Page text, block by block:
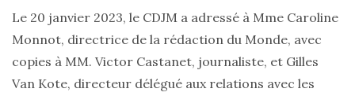
Le 20 janvier 2023, le CDJM a adressé à Mme Caroline
Monnot, directrice de la rédaction du Monde, avec
copies à MM. Victor Castanet, journaliste, et Gilles
Van Kote, directeur délégué aux relations avec les